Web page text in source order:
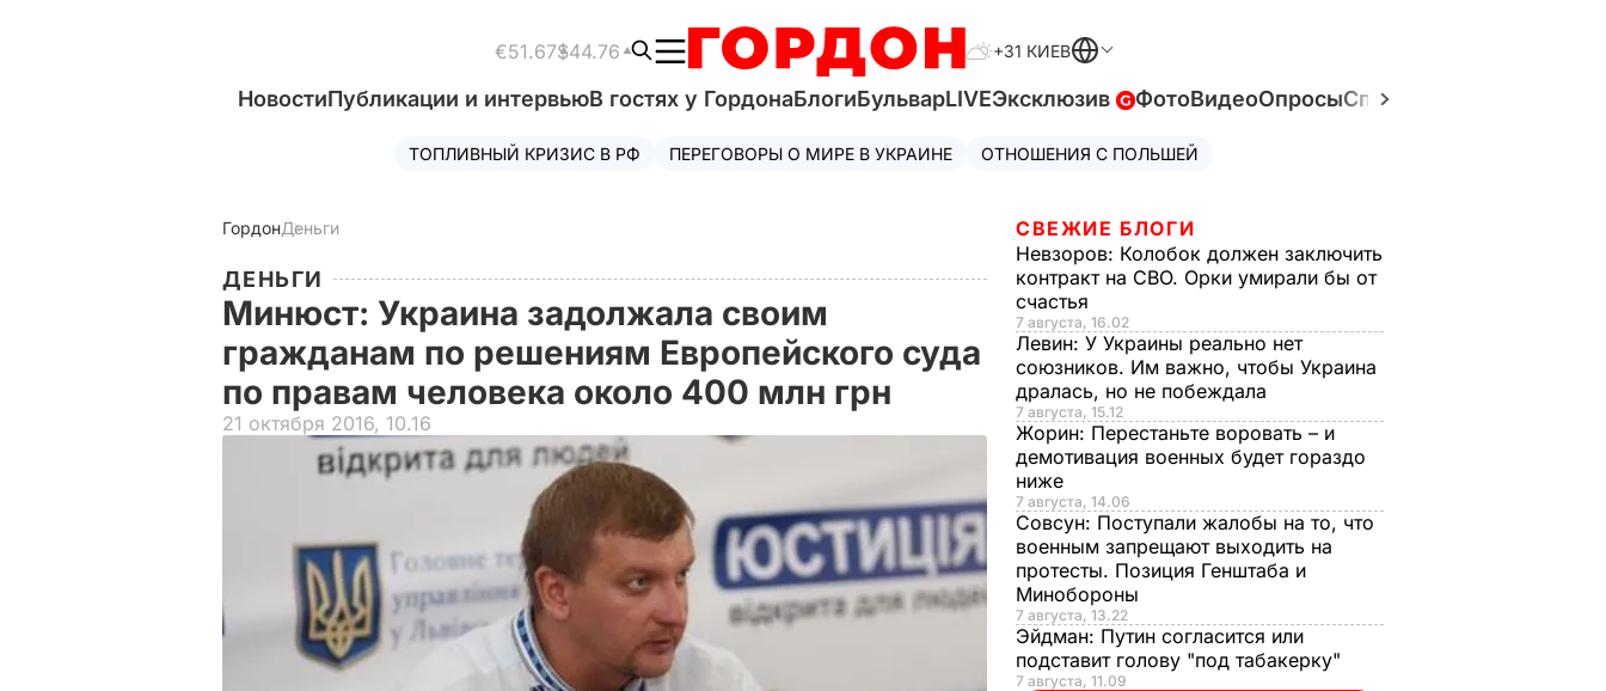
€51.67$44.76 +31 КИЕВ
НовостиПубликации и интервьюВ гостях у ГордонаБлогиБульварLIVEЭксклюзив ФотоВидеоОпросыСпецпроекты
ТОПЛИВНЫЙ КРИЗИС В РФ ПЕРЕГОВОРЫ О МИРЕ В УКРАИНЕ ОТНОШЕНИЯ С ПОЛЬШЕЙ
ГордонДеньги
ДЕНЬГИ
Минюст: Украина задолжала своим
гражданам по решениям Европейского суда
по правам человека около 400 млн грн
21 октября 2016, 10.16
СВЕЖИЕ БЛОГИ
Невзоров: Колобок должен заключить
контракт на СВО. Орки умирали бы от
счастья
7 августа, 16.02
Левин: У Украины реально нет
союзников. Им важно, чтобы Украина
дралась, но не побеждала
7 августа, 15.12
Жорин: Перестаньте воровать – и
демотивация военных будет гораздо
ниже
7 августа, 14.06
Совсун: Поступали жалобы на то, что
военным запрещают выходить на
протесты. Позиция Генштаба и
Минобороны
7 августа, 13.22
Эйдман: Путин согласится или
подставит голову "под табакерку"
7 августа, 11.09